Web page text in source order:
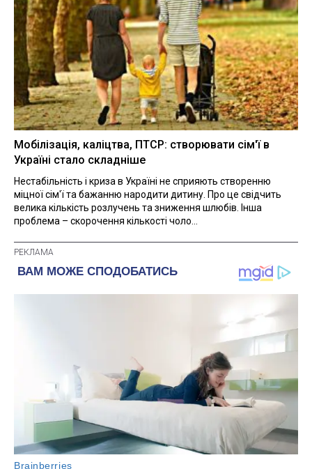
Мобілізація, каліцтва, ПТСР: створювати сім'ї в
Україні стало складніше
Нестабільність і криза в Україні не сприяють створенню
міцної сім'ї та бажанню народити дитину. Про це свідчить
велика кількість розлучень та зниження шлюбів. Інша
проблема – скорочення кількості чоло...